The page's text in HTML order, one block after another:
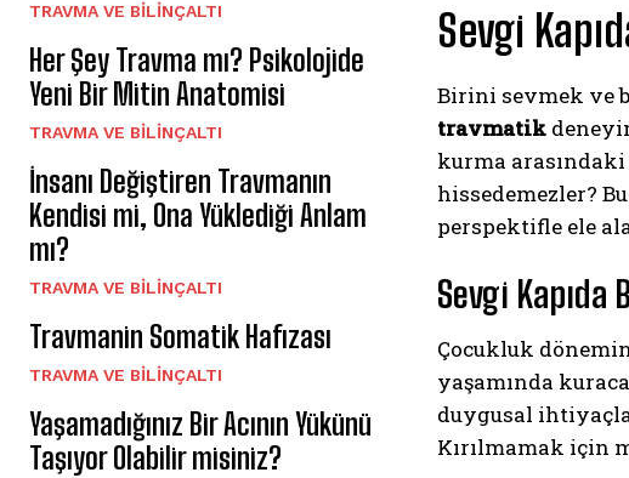
⁠TRAVMA VE BILINÇALTI
Her Şey Travma mı? Psikolojide
Yeni Bir Mitin Anatomisi
⁠TRAVMA VE BILINÇALTI
İnsanı Değiştiren Travmanın
Kendisi mi, Ona Yüklediği Anlam
mı?
⁠TRAVMA VE BILINÇALTI
Travmanin Somatik Hafızası
⁠TRAVMA VE BILINÇALTI
Yaşamadığınız Bir Acının Yükünü
Taşıyor Olabilir misiniz?
Sevgi
Birini sevmek ve
travmatik
kurma arasındaki
hissedemezler?
perspektifle ele
Sevgi
Çocukluk
yaşamında
duygusal
Kırılmamak için